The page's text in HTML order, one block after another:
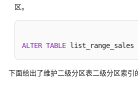
码
见
问
区。
ALTER TABLE list_range_sales
下面给出了维护二级分区表二级分区索引